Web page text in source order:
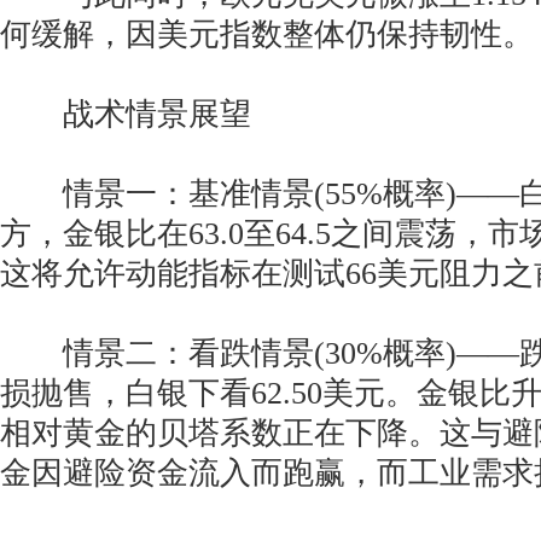
何缓解，因美元指数整体仍保持韧性。
战术情景展望
情景一：基准情景(55%概率)——白
方，金银比在63.0至64.5之间震荡，市
这将允许动能指标在测试66美元阻力
情景二：看跌情景(30%概率)——跌
损抛售，白银下看62.50美元。金银比
相对黄金的贝塔系数正在下降。这与
金因避险资金流入而跑赢，而工业需